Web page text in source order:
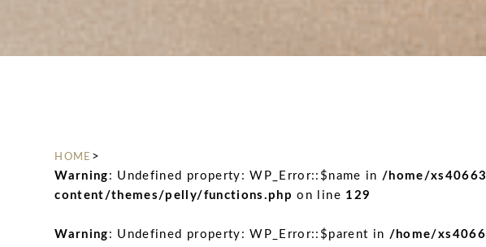
HOME >
Warning : Undefined property: WP_Error::$name in /home/
content/themes/pelly/functions.php on line 129
Warning : Undefined property: WP_Error::$parent in /home/